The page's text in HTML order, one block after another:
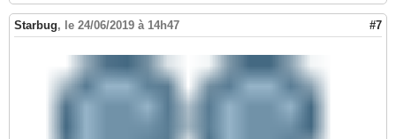
Starbug, le 24/06/2019 à 14h47 #7